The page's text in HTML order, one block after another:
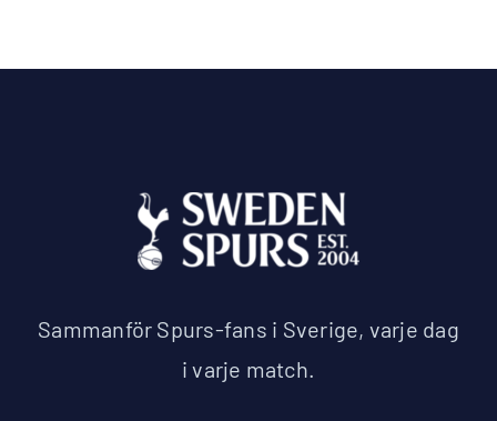
Sammanför Spurs-fans i Sverige, varje dag
i varje match.